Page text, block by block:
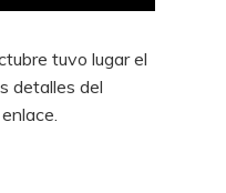
tuvo lugar el
detalles del